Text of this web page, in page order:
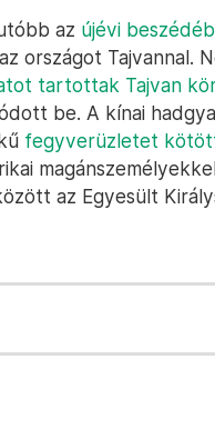
az újévi
országot Tajvannal.
tartottak Tajvan
be. A kínai
fegyverüzletet
az Egyesült